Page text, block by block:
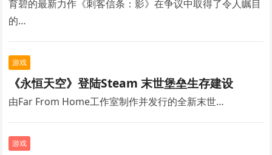
育碧的最新力作《刺客信条：影》在争议中取得了令人瞩目
的…
游戏
《永恒天空》登陆Steam 末世堡垒生存建设
由Far From Home工作室制作并发行的全新末世…
游戏